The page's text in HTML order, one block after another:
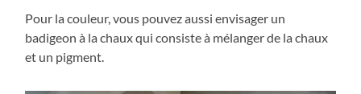
Pour la couleur, vous pouvez aussi envisager un
badigeon à la chaux qui consiste à mélanger de la chaux
et un pigment.